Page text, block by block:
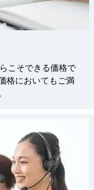
こそできる価格で
格においてもご満